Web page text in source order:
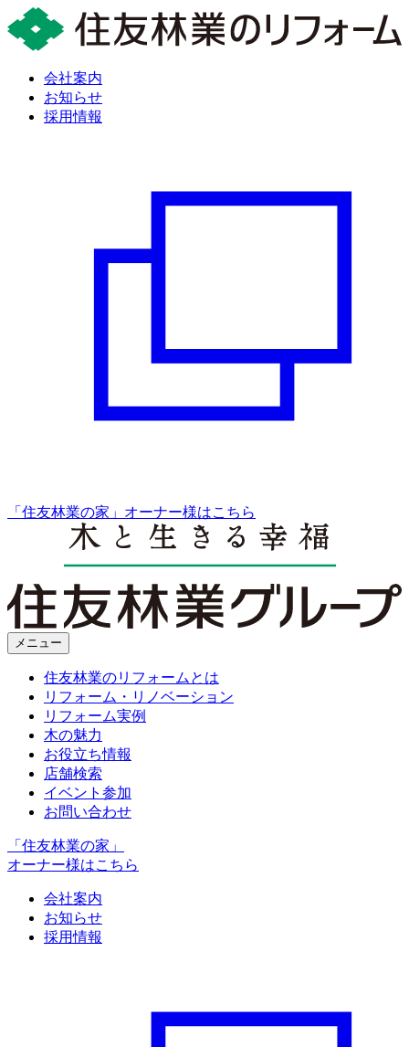
会社案内
お知らせ
採用情報
「住友林業の家」オーナー様はこちら
メニュー
住友林業のリフォームとは
リフォーム・リノベーション
リフォーム実例
木の魅力
お役立ち情報
店舗検索
イベント参加
お問い合わせ
「住友林業の家」
オーナー様はこちら
会社案内
お知らせ
採用情報